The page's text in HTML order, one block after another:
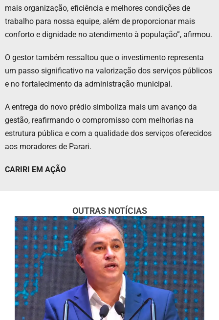
mais organização, eficiência e melhores condições de
trabalho para nossa equipe, além de proporcionar mais
conforto e dignidade no atendimento à população”, afirmou.
O gestor também ressaltou que o investimento representa
um passo significativo na valorização dos serviços públicos
e no fortalecimento da administração municipal.
A entrega do novo prédio simboliza mais um avanço da
gestão, reafirmando o compromisso com melhorias na
estrutura pública e com a qualidade dos serviços oferecidos
aos moradores de Parari.
CARIRI EM AÇÃO
OUTRAS NOTÍCIAS